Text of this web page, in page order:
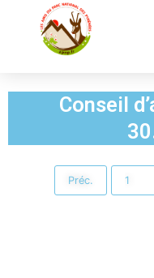
Conseil
Préc.